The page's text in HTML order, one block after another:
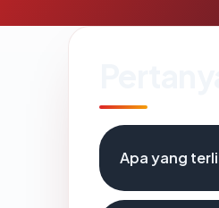
Apa yang